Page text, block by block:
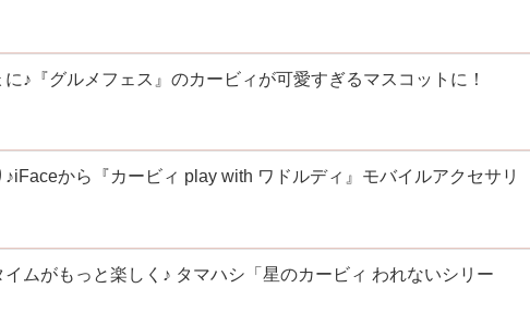
♪『グルメフェス』のカービィが可愛すぎるマスコットに！
から『カービィ play with ワドルディ』モバイルアクセサリ
ムがもっと楽しく♪ タマハシ「星のカービィ われないシリー